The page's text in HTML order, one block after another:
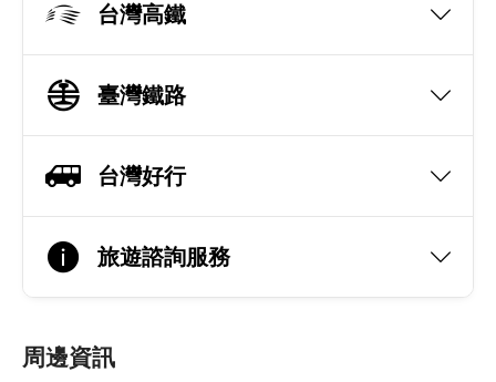
台灣高鐵
臺灣鐵路
台灣好行
旅遊諮詢服務
周邊資訊